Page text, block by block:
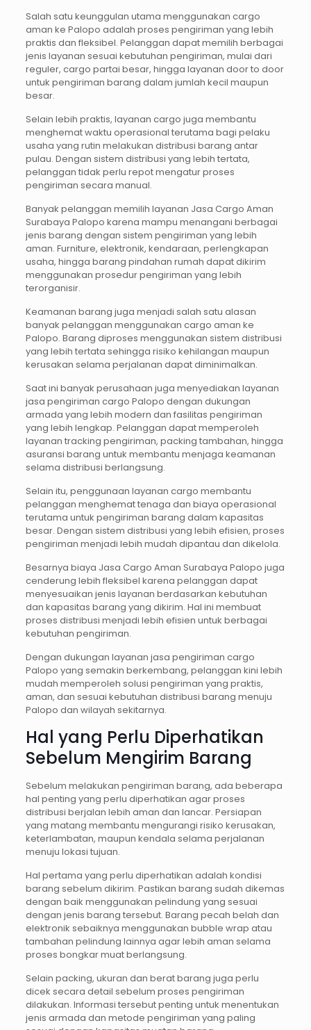
Salah satu keunggulan utama menggunakan cargo
aman ke Palopo adalah proses pengiriman yang lebih
praktis dan fleksibel. Pelanggan dapat memilih berbagai
jenis layanan sesuai kebutuhan pengiriman, mulai dari
reguler, cargo partai besar, hingga layanan door to door
untuk pengiriman barang dalam jumlah kecil maupun
besar.
Selain lebih praktis, layanan cargo juga membantu
menghemat waktu operasional terutama bagi pelaku
usaha yang rutin melakukan distribusi barang antar
pulau. Dengan sistem distribusi yang lebih tertata,
pelanggan tidak perlu repot mengatur proses
pengiriman secara manual.
Banyak pelanggan memilih layanan Jasa Cargo Aman
Surabaya Palopo karena mampu menangani berbagai
jenis barang dengan sistem pengiriman yang lebih
aman. Furniture, elektronik, kendaraan, perlengkapan
usaha, hingga barang pindahan rumah dapat dikirim
menggunakan prosedur pengiriman yang lebih
terorganisir.
Keamanan barang juga menjadi salah satu alasan
banyak pelanggan menggunakan cargo aman ke
Palopo. Barang diproses menggunakan sistem distribusi
yang lebih tertata sehingga risiko kehilangan maupun
kerusakan selama perjalanan dapat diminimalkan.
Saat ini banyak perusahaan juga menyediakan layanan
jasa pengiriman cargo Palopo dengan dukungan
armada yang lebih modern dan fasilitas pengiriman
yang lebih lengkap. Pelanggan dapat memperoleh
layanan tracking pengiriman, packing tambahan, hingga
asuransi barang untuk membantu menjaga keamanan
selama distribusi berlangsung.
Selain itu, penggunaan layanan cargo membantu
pelanggan menghemat tenaga dan biaya operasional
terutama untuk pengiriman barang dalam kapasitas
besar. Dengan sistem distribusi yang lebih efisien, proses
pengiriman menjadi lebih mudah dipantau dan dikelola.
Besarnya biaya Jasa Cargo Aman Surabaya Palopo juga
cenderung lebih fleksibel karena pelanggan dapat
menyesuaikan jenis layanan berdasarkan kebutuhan
dan kapasitas barang yang dikirim. Hal ini membuat
proses distribusi menjadi lebih efisien untuk berbagai
kebutuhan pengiriman.
Dengan dukungan layanan jasa pengiriman cargo
Palopo yang semakin berkembang, pelanggan kini lebih
mudah memperoleh solusi pengiriman yang praktis,
aman, dan sesuai kebutuhan distribusi barang menuju
Palopo dan wilayah sekitarnya.
Hal yang Perlu Diperhatikan
Sebelum Mengirim Barang
Sebelum melakukan pengiriman barang, ada beberapa
hal penting yang perlu diperhatikan agar proses
distribusi berjalan lebih aman dan lancar. Persiapan
yang matang membantu mengurangi risiko kerusakan,
keterlambatan, maupun kendala selama perjalanan
menuju lokasi tujuan.
Hal pertama yang perlu diperhatikan adalah kondisi
barang sebelum dikirim. Pastikan barang sudah dikemas
dengan baik menggunakan pelindung yang sesuai
dengan jenis barang tersebut. Barang pecah belah dan
elektronik sebaiknya menggunakan bubble wrap atau
tambahan pelindung lainnya agar lebih aman selama
proses bongkar muat berlangsung.
Selain packing, ukuran dan berat barang juga perlu
dicek secara detail sebelum proses pengiriman
dilakukan. Informasi tersebut penting untuk menentukan
jenis armada dan metode pengiriman yang paling